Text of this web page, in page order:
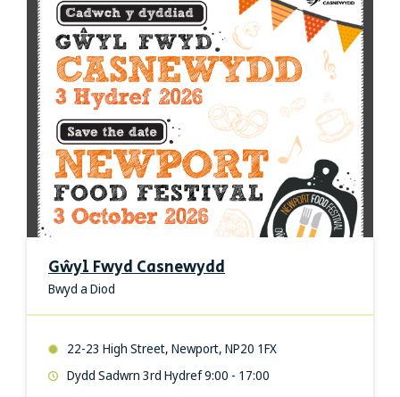
Gŵyl Fwyd Casnewydd
Bwyd a Diod
22-23 High Street, Newport, NP20 1FX
Dydd Sadwrn 3rd Hydref 9:00 - 17:00